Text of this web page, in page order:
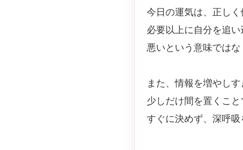
今日の運気は、正し
必要以上に自分を追
悪いという意味では
また、情報を増やし
少しだけ間を置くこ
すぐに決めず、深呼吸